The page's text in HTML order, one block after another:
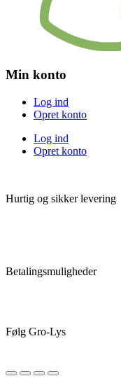
Min konto
Log ind
Opret konto
Log ind
Opret konto
Hurtig og sikker levering
Betalingsmuligheder
Følg Gro-Lys